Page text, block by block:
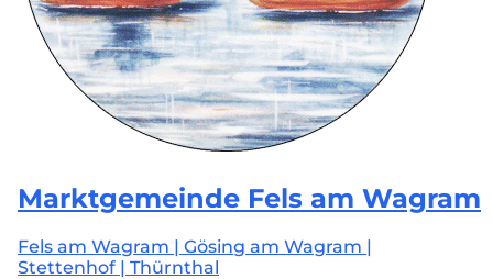
Marktgemeinde Fels am Wagram
Fels am Wagram | Gösing am Wagram |
Stettenhof | Thürnthal